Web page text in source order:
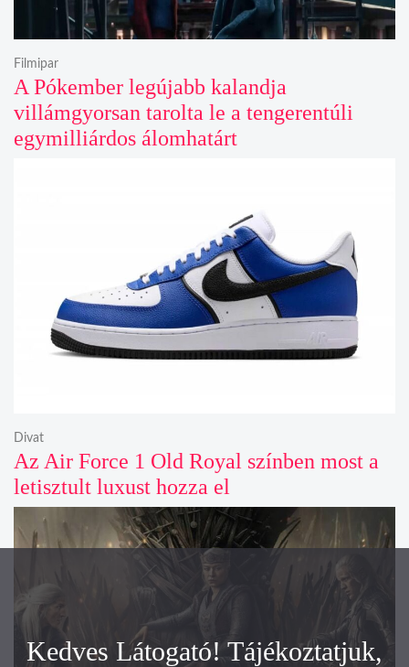
A Pókember legújabb kalandja
villámgyorsan tarolta le a tengerentúli
egymilliárdos álomhatárt
Filmipar
Az Air Force 1 Old Royal színben most a
letisztult luxust hozza el
Divat
Kedves Látogató! Tájékoztatjuk,